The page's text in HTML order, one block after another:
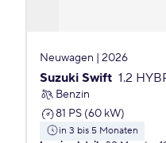
Neuwagen | 2026
Suzuki Swift 1.2
Benzin
81 PS (60 kW)
in 3 bis 5 Monaten